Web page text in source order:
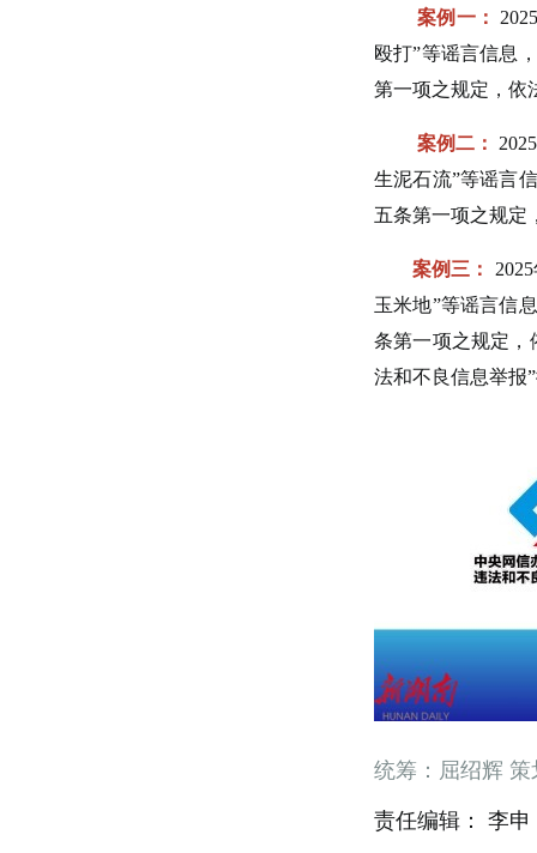
案例一：
殴打”等谣言信息
第一项之规定，依
案例二：
生泥石流”等谣言
五条第一项之规定
案例三：
玉米地”等谣言信
条第一项之规定，
法和不良信息举报
统筹：屈绍辉
责任编辑： 李申